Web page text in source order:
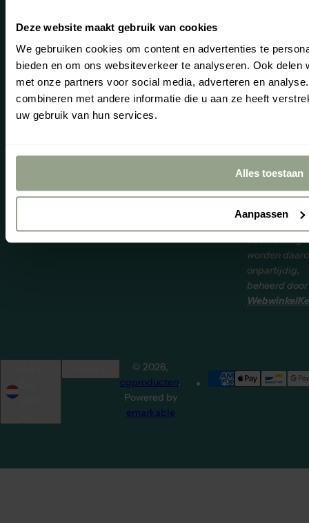
Deze website maakt gebruik van cookies
We gebruiken cookies om content en advertenties te
bieden en om ons websiteverkeer te analyseren. Ook
met onze partners voor social media, adverteren en
combineren met andere informatie die u aan ze heeft
uw gebruik van hun services.
Alles toestaan
Aanpassen
E-mailadres *
beeld geven
over onze
producten en
worden
onpartijdig,
beheerd door
© 2026,
cgproducten.
Powered by
emarkable